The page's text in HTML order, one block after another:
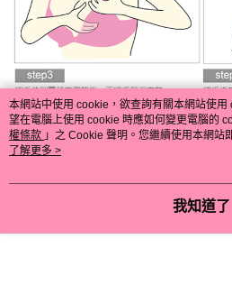
本網站中使用 cookie，欲查詢有關本網站使
望在電腦上使用 cookie 時應如何變更電腦的
權條款 」之 Cookie 聲明。您繼續使用本網站
用條款之 Cookie 聲明使用 cookie。
了解更多 >
我知道了